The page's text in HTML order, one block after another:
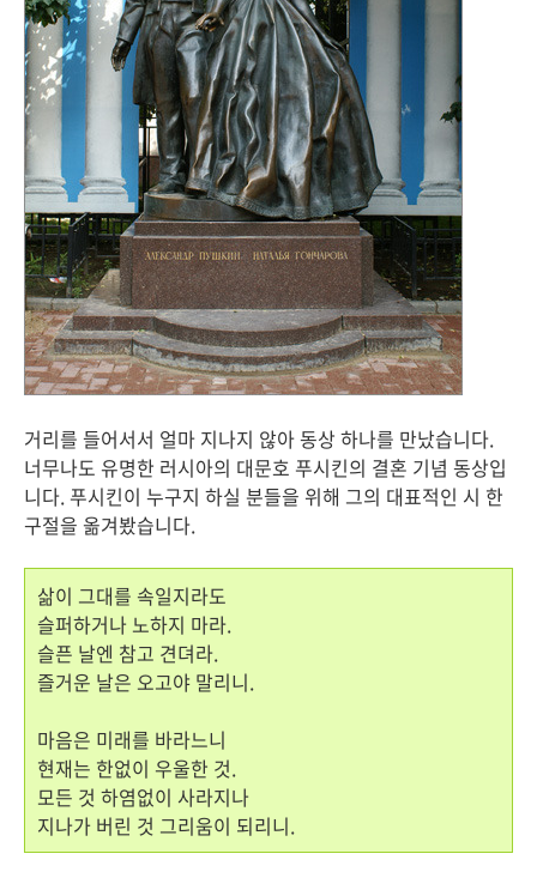
거리를 들어서서 얼마 지나지 않아 동상 하나를 만났습니다.
너무나도 유명한 러시아의 대문호 푸시킨의 결혼 기념 동상입
니다. 푸시킨이 누구지 하실 분들을 위해 그의 대표적인 시 한
구절을 옮겨봤습니다.
삶이 그대를 속일지라도
슬퍼하거나 노하지 마라.
슬픈 날엔 참고 견뎌라.
즐거운 날은 오고야 말리니.
마음은 미래를 바라느니
현재는 한없이 우울한 것.
모든 것 하염없이 사라지나
지나가 버린 것 그리움이 되리니.